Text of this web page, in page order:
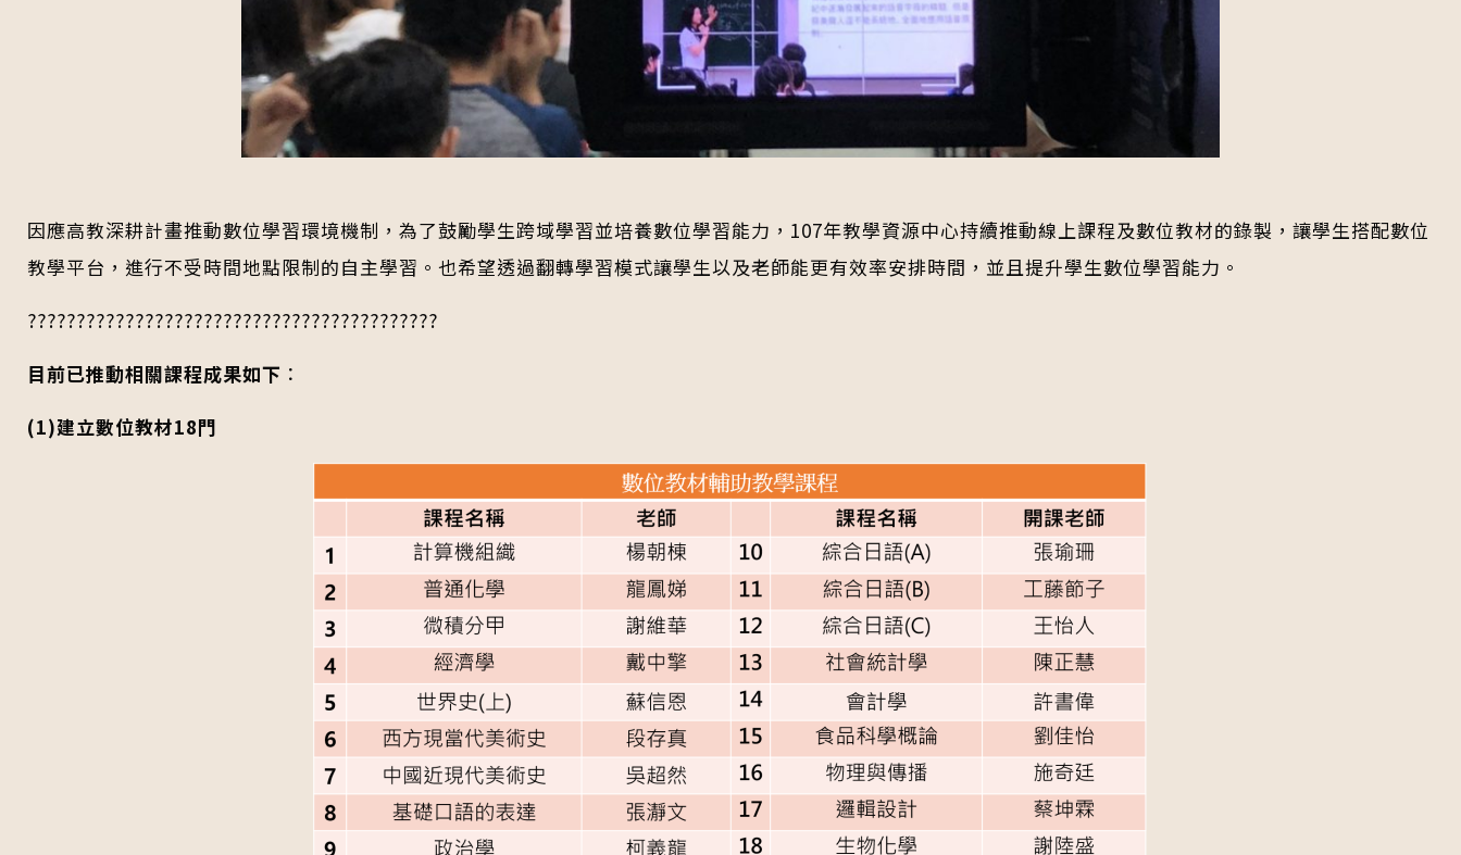
因應高教深耕計畫推動數位學習環境機制，為了鼓勵學生跨域學習並培養數位學習能力，107年教學資源中心持續推動線上課程及數位教材的錄製，讓學生搭配數位
教學平台，進行不受時間地點限制的自主學習。也希望透過翻轉學習模式讓學生以及老師能更有效率安排時間，並且提升學生數位學習能力。
??????????????????????????????????????????
目前已推動相關課程成果如下 ：
(1)建立數位教材18門